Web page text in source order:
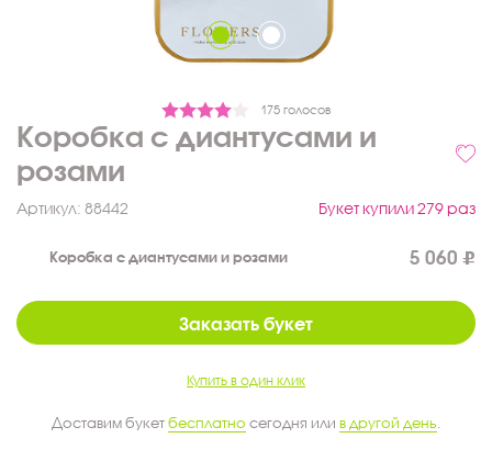
175 голосов
Коробка с диантусами и
розами
Артикул: 88442 Букет купили 279 раз
Коробка с диантусами и розами 5 060
Заказать букет
Купить в один клик
Доставим букетбесплатно сегодня или в другой день